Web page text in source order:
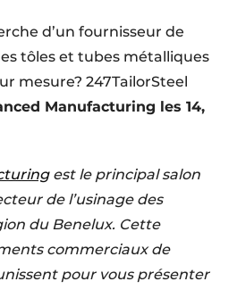
d’un fournisseur de
tôles et tubes métalliques
mesure? 247TailorSteel
Manufacturing les 14,
est le principal salon
de l’usinage des
du Benelux. Cette
commerciaux de
pour vous présenter